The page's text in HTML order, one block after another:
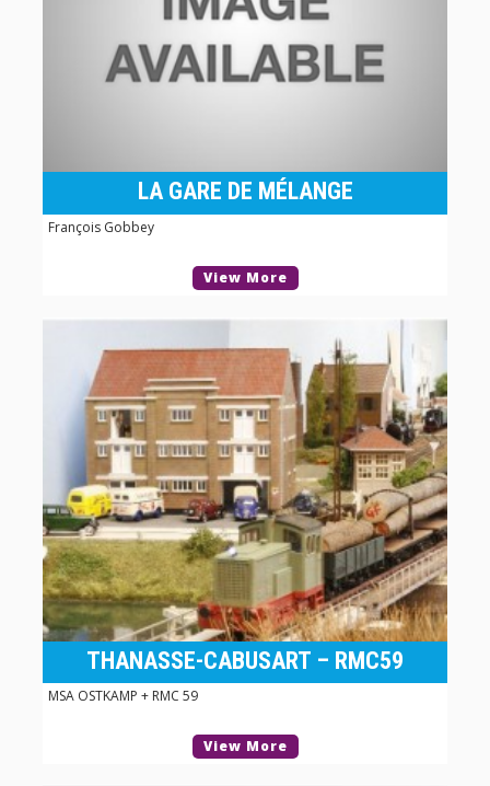
LA GARE DE MÉLANGE
François Gobbey
View More
THANASSE-CABUSART – RMC59
MSA OSTKAMP + RMC 59
View More